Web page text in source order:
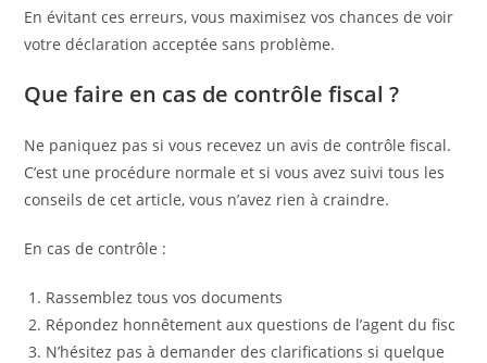
En évitant ces erreurs, vous maximisez vos chances de voir
votre déclaration acceptée sans problème.
Que faire en cas de contrôle fiscal ?
Ne paniquez pas si vous recevez un avis de contrôle fiscal.
C’est une procédure normale et si vous avez suivi tous les
conseils de cet article, vous n’avez rien à craindre.
En cas de contrôle :
Rassemblez tous vos documents
Répondez honnêtement aux questions de l’agent du fisc
N’hésitez pas à demander des clarifications si quelque